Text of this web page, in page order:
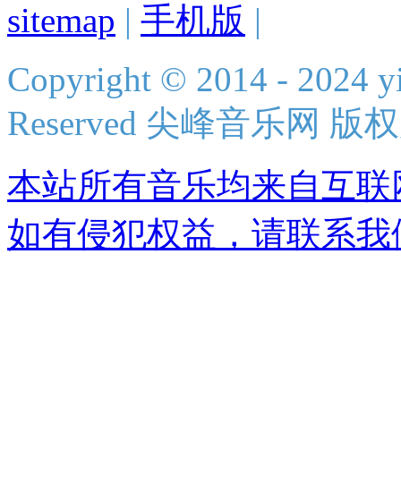
sitemap | 手机版 |
Copyright © 2014 - 2024
Reserved 尖峰音乐网 版
本站所有音乐均来自互
如有侵犯权益，请联系